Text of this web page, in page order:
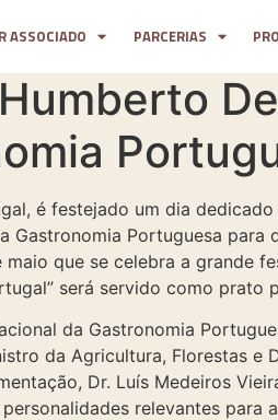
ASSOCIADO PARCERIAS
é festejado um dia
Gastronomia Portuguesa
maio que se celebra a grande
será servido como
da Gastronomia
da Agricultura, Florestas
Dr. Luís Medeiros
relevantes